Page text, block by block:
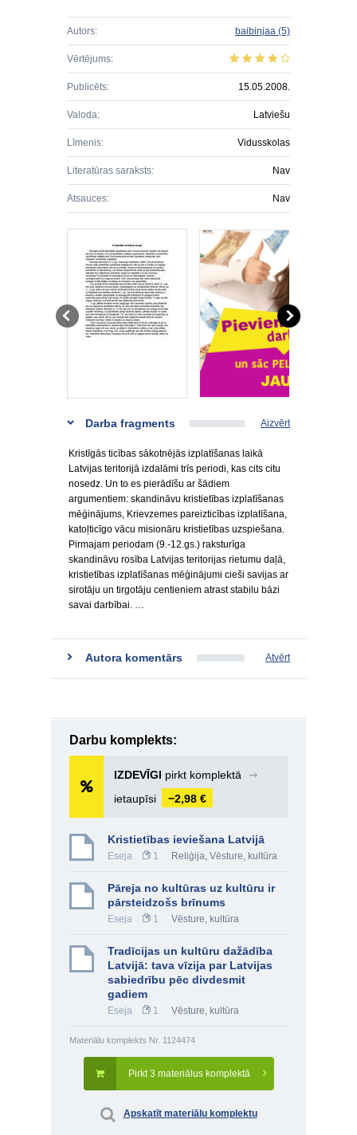
Autors: baibinjaa (5)
Vērtējums:
Publicēts: 15.05.2008.
Valoda: Latviešu
Līmenis: Vidusskolas
Literatūras saraksts: Nav
Atsauces: Nav
Darba fragments Aizvērt
Kristīgās ticības sākotnējās izplatīšanas laikā
Latvijas teritorijā izdalāmi trīs periodi, kas cits citu
nosedz. Un to es pierādīšu ar šādiem
argumentiem: skandināvu kristietības izplatīšanas
mēģinājums, Krievzemes pareizticības izplatīšana,
katoļticīgo vācu misionāru kristietības uzspiešana.
Pirmajam periodam (9.-12.gs.) raksturīga
skandināvu rosība Latvijas teritorijas rietumu daļā,
kristietības izplatīšanas mēģinājumi cieši savijas ar
sirotāju un tirgotāju centieniem atrast stabilu bāzi
savai darbībai. …
Autora komentārs Atvērt
Darbu komplekts:
IZDEVĪGI pirkt komplektā
➞
ietaupīsi
−2,98 €
Kristietības ieviešana Latvijā
Eseja 1 Reliģija, Vēsture, kultūra
Pāreja no kultūras uz kultūru ir
pārsteidzošs brīnums
Eseja 1 Vēsture, kultūra
Tradīcijas un kultūru dažādība
Latvijā: tava vīzija par Latvijas
sabiedrību pēc divdesmit
gadiem
Eseja 1 Vēsture, kultūra
Materiālu komplekts Nr. 1124474
Pirkt 3 materiālus komplektā
Apskatīt materiālu komplektu